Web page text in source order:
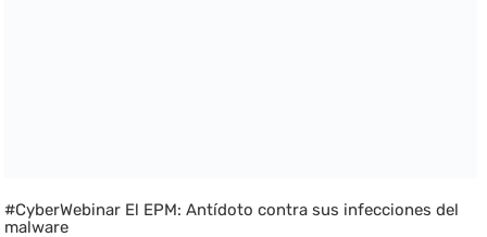
#CyberWebinar El EPM: Antídoto contra sus infecciones del
malware